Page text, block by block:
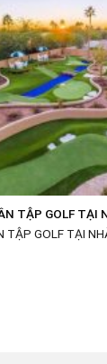
TẬP GOLF TẠI
TẬP GOLF TẠI